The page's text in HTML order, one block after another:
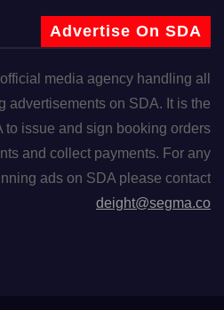
Advertise On SDA
media agency handling all
advertisements on SDA. It is the
to issue and sign booking orders
and collect payments. For any
ads on SDA please contact
deight@segma.co